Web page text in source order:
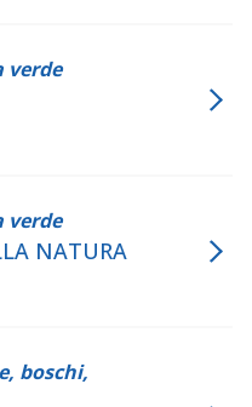
della felicità!
e prospettive
di Monica Guerra ed
verde
verde
NATURA
boschi,